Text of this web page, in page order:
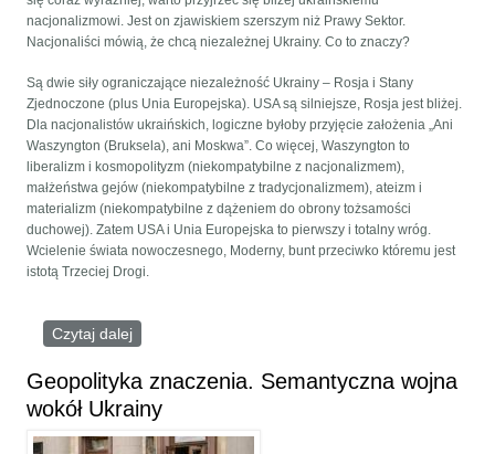
nacjonalizmowi. Jest on zjawiskiem szerszym niż Prawy Sektor.
Nacjonaliści mówią, że chcą niezależnej Ukrainy. Co to znaczy?
Są dwie siły ograniczające niezależność Ukrainy – Rosja i Stany
Zjednoczone (plus Unia Europejska). USA są silniejsze, Rosja jest bliżej.
Dla nacjonalistów ukraińskich, logiczne byłoby przyjęcie założenia „Ani
Waszyngton (Bruksela), ani Moskwa”. Co więcej, Waszyngton to
liberalizm i kosmopolityzm (niekompatybilne z nacjonalizmem),
małżeństwa gejów (niekompatybilne z tradycjonalizmem), ateizm i
materializm (niekompatybilne z dążeniem do obrony tożsamości
duchowej). Zatem USA i Unia Europejska to pierwszy i totalny wróg.
Wcielenie świata nowoczesnego, Moderny, bunt przeciwko któremu jest
istotą Trzeciej Drogi.
Czytaj dalej
Geopolityka znaczenia. Semantyczna wojna
wokół Ukrainy